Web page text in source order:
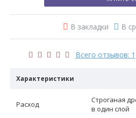
Характеристики
Всего отзывов: 1
В закладки В
Характеристики
Расход
Строганая
в один слой